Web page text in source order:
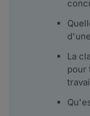
La
pour